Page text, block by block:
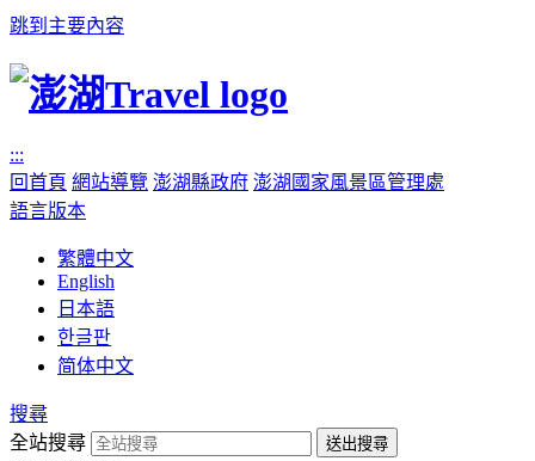
跳到主要內容
:::
回首頁 網站導覽 澎湖縣政府 澎湖國家風景區管理處
語言版本
繁體中文
English
日本語
한글판
简体中文
搜尋
全站搜尋